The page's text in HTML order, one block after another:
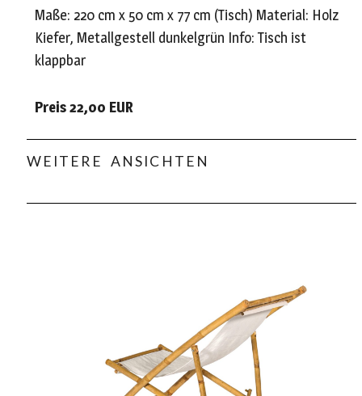
Maße: 220 cm x 50 cm x 77 cm (Tisch) Material: Holz
Kiefer, Metallgestell dunkelgrün Info: Tisch ist
klappbar
Preis 22,00 EUR
WEITERE ANSICHTEN